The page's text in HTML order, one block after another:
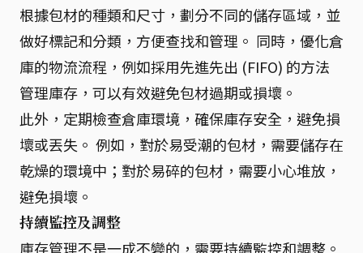
根據包材的種類和尺寸，劃分不同的儲存區域，並
做好標記和分類，方便查找和管理。 同時，優化倉
庫的物流流程，例如採用先進先出 (FIFO) 的方法
管理庫存，可以有效避免包材過期或損壞。
此外，定期檢查倉庫環境，確保庫存安全，避免損
壞或丟失。 例如，對於易受潮的包材，需要儲存在
乾燥的環境中；對於易碎的包材，需要小心堆放，
避免損壞。
持續監控及調整
庫存管理不是一成不變的，需要持續監控和調整。